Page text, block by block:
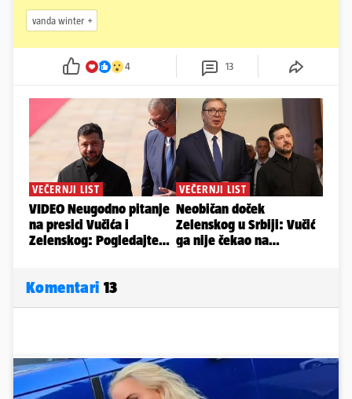
vanda winter
4 13
Komentari 13